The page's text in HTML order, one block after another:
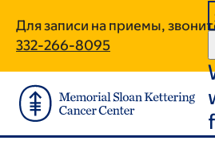
main
content
footer
Для записи на приемы,
332-266-8095